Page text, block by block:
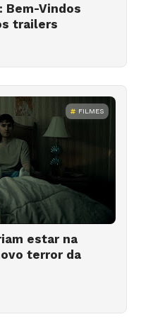
Bem-Vindos
trailers
FILMES
estar na
terror da